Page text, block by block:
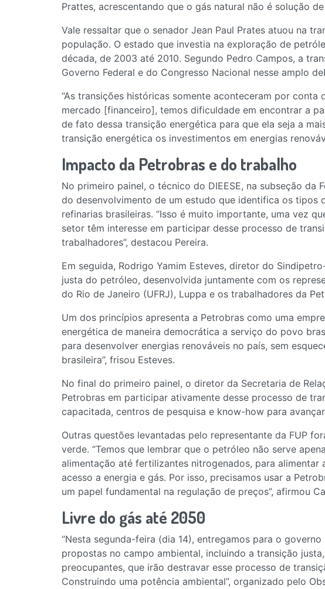
Prattes, acrescentando que o gás natural não é solução
Vale ressaltar que o senador Jean Paul Prates atuou na
população. O estado que investia na exploração de
década, de 2003 até 2010. Segundo Pedro Campos, a
Governo Federal e do Congresso Nacional nesse amplo
“As transições históricas somente aconteceram por
mercado [financeiro], temos dificuldade em encontrar a
de fato dessa transição energética para que ela seja a
transição energética os investimentos em energias
Impacto da Petrobras e do trabalho
No primeiro painel, o técnico do DIEESE, na subseção
do desenvolvimento de um estudo que identifica os
refinarias brasileiras. “Isso é muito importante, uma vez
setor têm interesse em participar desse processo de
trabalhadores”, destacou Pereira.
Em seguida, Rodrigo Yamim Esteves, diretor do
justa do petróleo, desenvolvida juntamente com os
do Rio de Janeiro (UFRJ), Luppa e os trabalhadores da
Um dos princípios apresenta a Petrobras como uma
energética de maneira democrática a serviço do povo
para desenvolver energias renováveis no país, sem
brasileira”, frisou Esteves.
No final do primeiro painel, o diretor da Secretaria de
Petrobras em participar ativamente desse processo de
capacitada, centros de pesquisa e know-how para
Outras questões levantadas pelo representante da FUP
verde. “Temos que lembrar que o petróleo não serve
alimentação até fertilizantes nitrogenados, para
acesso a energia e gás. Por isso, precisamos usar a
um papel fundamental na regulação de preços”, afirmou
Livre do gás até 2050
“Nesta segunda-feira (dia 14), entregamos para o
propostas no campo ambiental, incluindo a transição
preocupantes, que irão destravar esse processo de
Construindo uma potência ambiental”, organizado pelo